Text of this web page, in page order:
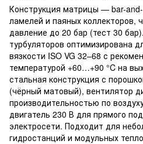
Конструкция матрицы — bar-
ламелей и паяных коллекторов,
давление до 20 бар (тест 30
турбуляторов оптимизирована
вязкости ISO VG 32–68 с
температурой +60…+90 °C на
стальная конструкция с
(чёрный матовый), вентилятор
производительностью по
двигатель 230 В для прямого
электросети. Подходит для
гидростанций и модульных